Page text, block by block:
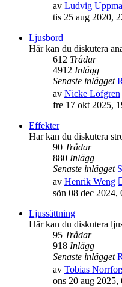
av Ludvig
tis 25 aug 2020,
Ljusbord
Här kan du diskutera
612 Trådar
4912 Inlägg
Senaste inlägget
av Nicke Löfgren
fre 17 okt 2025,
Effekter
Har kan du diskutera
90 Trådar
880 Inlägg
Senaste inlägget
av Henrik Weng
sön 08 dec 2024,
Ljussättning
Här kan du diskutera
95 Trådar
918 Inlägg
Senaste inlägget
av Tobias
ons 20 aug 2025,